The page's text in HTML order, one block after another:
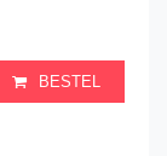
BESTEL